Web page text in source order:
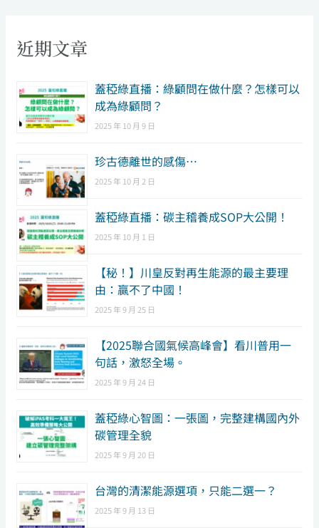
近期文章
​蓋稏綠直播：綠顧問在做什麼？怎樣可以
成為綠顧問？
2025 年 10 月 9 日
珍古德離世的感傷…
2025 年 10 月 2 日
蓋稏綠直播：碳主稽養成SOP大公開！
2025 年 10 月 1 日
【秘！】川皇反對再生能源的最主要理
由：贏不了中國！
2025 年 9 月 25 日
【2025聯合國氣候高峰會】看川普用一
句話，激怒全場。
2025 年 9 月 24 日
蓋稏綠心智圖：一張圖，完整建構國內外
碳管理全貌
2025 年 9 月 20 日
台灣的清潔能源選項，只能二選一？
2025 年 9 月 13 日